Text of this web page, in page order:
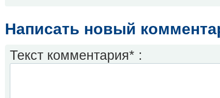
Написать новый
Текст комментария* :